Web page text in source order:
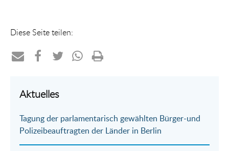
Diese Seite teilen:
per
Mail
auf
Aktuelles
Tagung der parlamentarisch gewählten Bürger-und
Polizeibeauftragten der Länder in Berlin